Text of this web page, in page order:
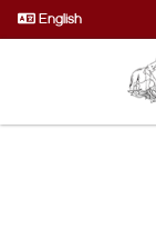
English